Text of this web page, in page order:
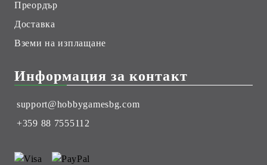
Преордър
Доставка
Вземи на изплащане
Информация за контакт
support@hobbygamesbg.com
+359 88 7555112